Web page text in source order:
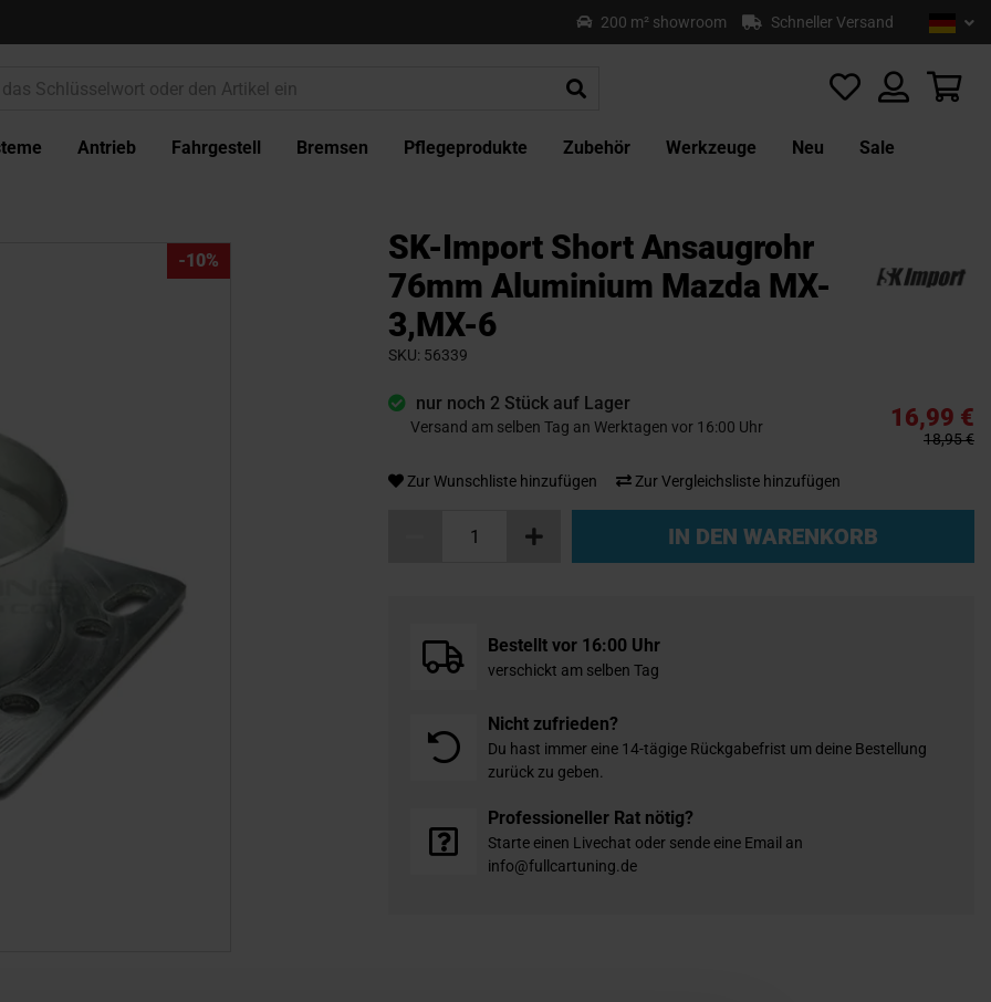
200 m² showroom Schneller Versand
Antrieb Fahrgestell Bremsen Pflegeprodukte Zubehör Werkzeuge Neu Sale
SK-Import Short Ansaugrohr
76mm Aluminium Mazda MX-
3,MX-6
SKU 56339
nur noch 2 Stück auf Lager
Versand am selben Tag an Werktagen vor 16:00 Uhr
18,95 €
16,99 €
Zur Wunschliste hinzufügen Zur Vergleichsliste hinzufügen
IN DEN WARENKORB
Bestellt vor 16:00 Uhr
verschickt am selben Tag
Nicht zufrieden?
Du hast immer eine 14-tägige Rückgabefrist um deine Bestellung
zurück zu geben.
Professioneller Rat nötig?
Starte einen Livechat oder sende eine Email an
info@fullcartuning.de
-10%